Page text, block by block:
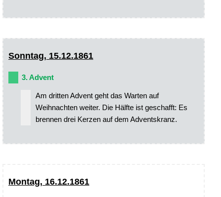
Sonntag, 15.12.1861
3. Advent
Am dritten Advent geht das Warten auf
Weihnachten weiter. Die Hälfte ist geschafft: Es
brennen drei Kerzen auf dem Adventskranz.
Montag, 16.12.1861